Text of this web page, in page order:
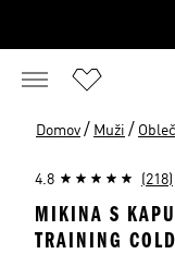
Domov / Muži /
4.8 (218)
MIKINA S
TRAINING